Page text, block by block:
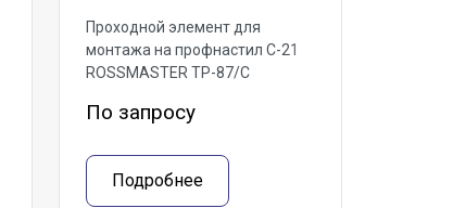
Проходной элемент для
монтажа на профнастил С-21
ROSSMASTER ТР-87/С
По запросу
Подробнее